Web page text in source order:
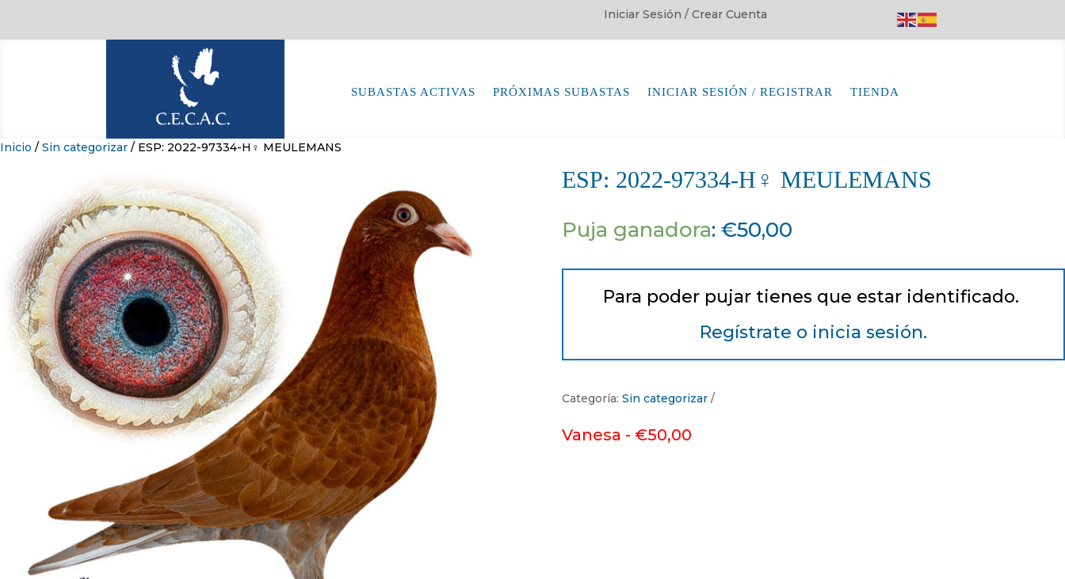
Iniciar Sesión / Crear Cuenta
SUBASTAS ACTIVAS PRÓXIMAS SUBASTAS INICIAR SESIÓN / REGISTRAR TIENDA
Inicio / Sin categorizar / ESP: 2022-97334-H♀ MEULEMANS
ESP: 2022-97334-H♀ MEULEMANS
Puja ganadora: €50,00
Para poder pujar tienes que estar identificado.
Regístrate o inicia sesión.
Categoría: Sin categorizar
Vanesa - €50,00